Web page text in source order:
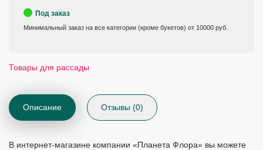
Под заказ
Минимальный заказ на все категории (кроме букетов) от 10000 руб.
Товары для рассады
Описание Отзывы (0)
В интернет-магазине компании «Планета Флора» вы можете